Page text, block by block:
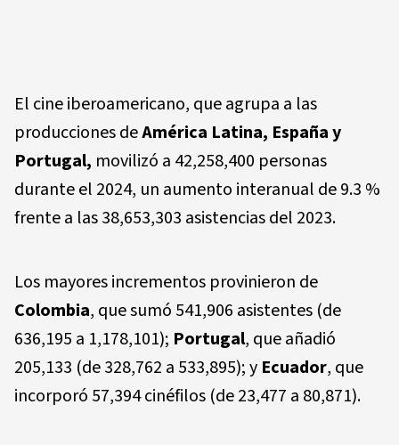
El cine iberoamericano, que agrupa a las
producciones deAmérica Latina, España y
Portugal, movilizó a 42,258,400 personas
durante el 2024, un aumento interanual de 9.3 %
frente a las 38,653,303 asistencias del 2023.
Los mayores incrementos provinieron de
Colombia, que sumó 541,906 asistentes (de
636,195 a 1,178,101); Portugal, que añadió
205,133 (de 328,762 a 533,895); y Ecuador, que
incorporó 57,394 cinéfilos (de 23,477 a 80,871).